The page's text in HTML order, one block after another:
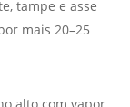
tampe e asse
mais 20–25